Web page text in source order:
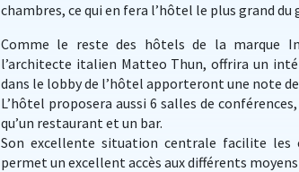
chambres, ce qui en fera l’hôtel le plus grand
Comme le reste des hôtels de la marque
l’architecte italien Matteo Thun, offrira un
dans le lobby de l’hôtel apporteront une note
L’hôtel proposera aussi 6 salles de
qu’un restaurant et un bar.
Son excellente situation centrale facilite les
permet un excellent accès aux différents